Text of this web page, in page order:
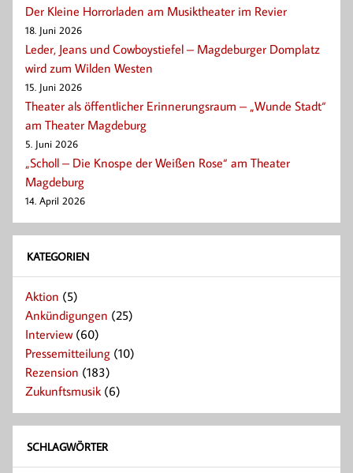
Der Kleine Horrorladen am Musiktheater im Revier
18. Juni 2026
Leder, Jeans und Cowboystiefel – Magdeburger Domplatz
wird zum Wilden Westen
15. Juni 2026
Theater als öffentlicher Erinnerungsraum – „Wunde Stadt“
am Theater Magdeburg
5. Juni 2026
„Scholl – Die Knospe der Weißen Rose“ am Theater
Magdeburg
14. April 2026
KATEGORIEN
Aktion (5)
Ankündigungen (25)
Interview(60)
Pressemitteilung (10)
Rezension (183)
Zukunftsmusik(6)
SCHLAGWÖRTER